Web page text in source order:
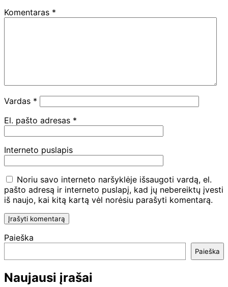
Komentaras *
Vardas *
El. pašto adresas *
Interneto puslapis
Noriu savo interneto naršyklėje išsaugoti vardą, el.
pašto adresą ir interneto puslapį, kad jų nebereiktų įvesti
iš naujo, kai kitą kartą vėl norėsiu parašyti komentarą.
Paieška
Paieška
Naujausi įrašai